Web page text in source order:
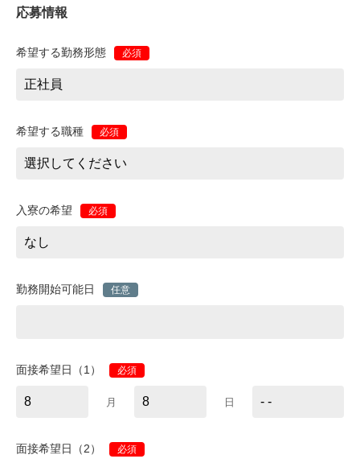
応募情報
希望する勤務形態 必須
希望する職種 必須
入寮の希望 必須
勤務開始可能日 任意
面接希望日（1） 必須
月 日
面接希望日（2） 必須